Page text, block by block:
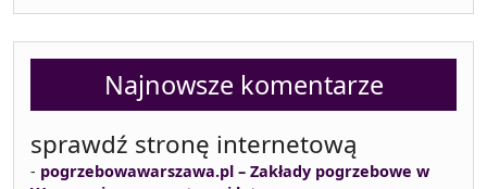
Najnowsze komentarze
sprawdź stronę internetową
- pogrzebowawarszawa.pl – Zakłady pogrzebowe w